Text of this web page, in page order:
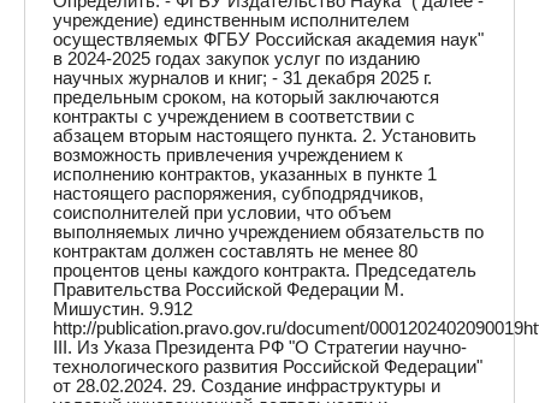
учреждение) единственным исполнителем
осуществляемых ФГБУ Российская академия наук"
в 2024-2025 годах закупок услуг по изданию
научных журналов и книг; - 31 декабря 2025 г.
предельным сроком, на который заключаются
контракты с учреждением в соответствии с
абзацем вторым настоящего пункта. 2. Установить
возможность привлечения учреждением к
исполнению контрактов, указанных в пункте 1
настоящего распоряжения, субподрядчиков,
соисполнителей при условии, что объем
выполняемых лично учреждением обязательств по
контрактам должен составлять не менее 80
процентов цены каждого контракта. Председатель
Правительства Российской Федерации М.
Мишустин. 9.912
http://publication.pravo.gov.ru/document/
III. Из Указа Президента РФ "О Стратегии научно-
технологического развития Российской Федерации"
от 28.02.2024. 29. Создание инфраструктуры и